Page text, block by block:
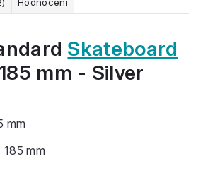
Hodnocení
Skateboard
mm - Silver
mm
185 mm